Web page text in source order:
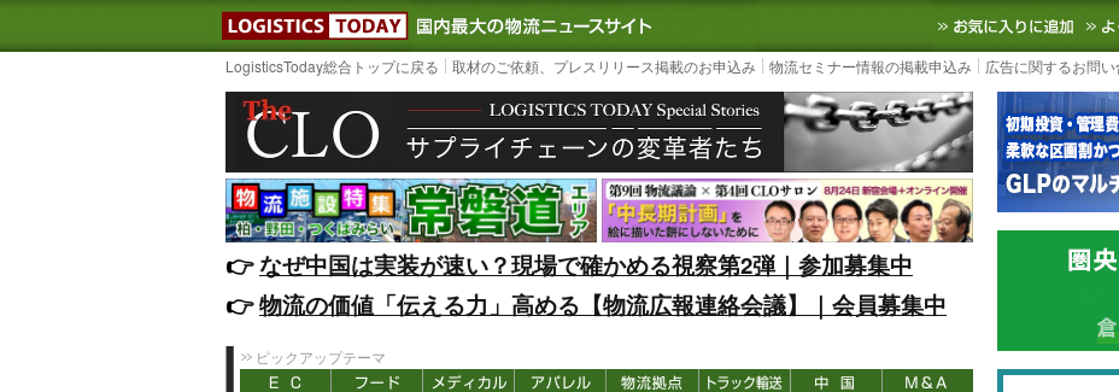
LOGISTICS TODAY｜国内最大の物流ニュースサイト3PL, SCMなど国内外の最新の物流ニュお
LogisticsToday総合トップに戻る 取材のご依頼、プレスリリース掲載のお申込み 物流セミナー情報の掲載申込み 広告に関するお問
👉️なぜ中国は実装が速い？現場で確かめる視察第2弾｜参加募集中
👉️物流の価値「伝える力」高める【物流広報連絡会議】｜会員募集中
ピックアップテーマ